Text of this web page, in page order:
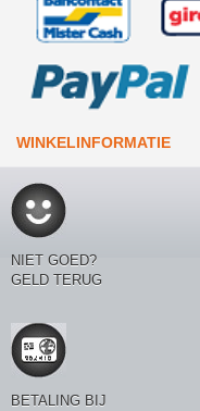
WINKELINFORMATIE
NIET GOED?
GELD TERUG
BETALING BIJ